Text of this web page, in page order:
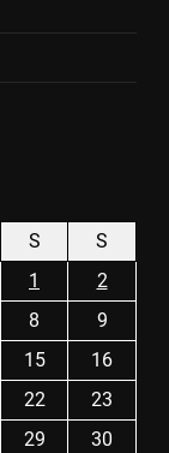
S
S
1
2
8
9
15
16
22
23
29
30